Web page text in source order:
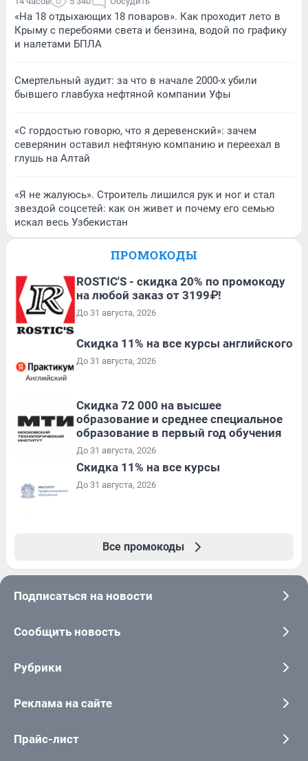
«На 18 отдыхающих 18 поваров». Как проходит лето в
Крыму с перебоями света и бензина, водой по графику
и налетами БПЛА
Смертельный аудит: за что в начале 2000-х убили
бывшего главбуха нефтяной компании Уфы
«С гордостью говорю, что я деревенский»: зачем
северянин оставил нефтяную компанию и переехал в
глушь на Алтай
«Я не жалуюсь». Строитель лишился рук и ног и стал
звездой соцсетей: как он живет и почему его семью
искал весь Узбекистан
ПРОМОКОДЫ
ROSTIC'S - скидка 20% по промокоду
на любой заказ от 3199₽!
До 31 августа, 2026
Скидка 11% на все курсы английского
До 31 августа, 2026
Скидка 72 000 на высшее
образование и среднее специальное
образование в первый год обучения
До 31 августа, 2026
Скидка 11% на все курсы
До 31 августа, 2026
Все промокоды
Подписаться на новости
Сообщить новость
Рубрики
Реклама на сайте
Прайс-лист